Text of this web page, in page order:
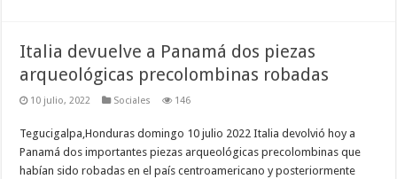
Italia devuelve a Panamá dos piezas
arqueológicas precolombinas robadas
10 julio, 2022 Sociales 146
Tegucigalpa,Honduras domingo 10 julio 2022 Italia devolvió hoy a
Panamá dos importantes piezas arqueológicas precolombinas que
habían sido robadas en el país centroamericano y posteriormente